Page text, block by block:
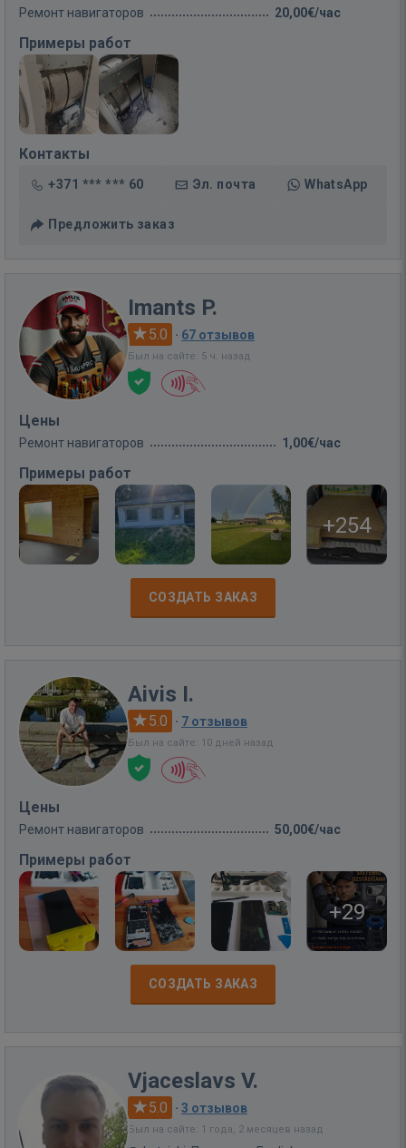
Ремонт навигаторов 20,00€/час
Примеры работ
Контакты
+371 *** *** 60 Эл. почта WhatsApp
Предложить заказ
Imants P.
5.0 · 67 отзывов
Был на сайте: 5 ч. назад
Цены
Ремонт навигаторов 1,00€/час
Примеры работ
+254
СОЗДАТЬ ЗАКАЗ
Aivis I.
5.0 · 7 отзывов
Был на сайте: 10 дней назад
Цены
Ремонт навигаторов 50,00€/час
Примеры работ
+29
СОЗДАТЬ ЗАКАЗ
Vjaceslavs V.
5.0 · 3 отзывов
Был на сайте: 1 года, 2 месяцев назад